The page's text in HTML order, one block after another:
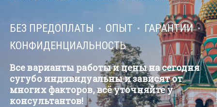
БЕЗ ПРЕДОПЛАТЫ ОПЫТ
ГАРАНТИИ
КОНФИДЕНЦИАЛЬНОСТЬ
Все варианты работы и цены на сегодня
сугубо индивидуальны и зависят от
многих факторов, всё уточняйте у
консультантов!